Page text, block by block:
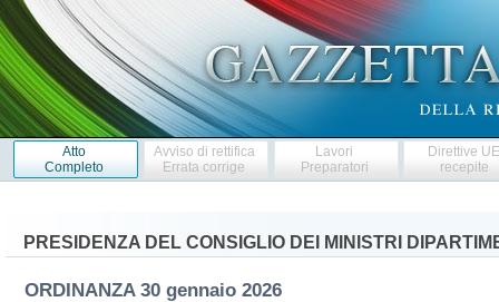
Atto
Completo
Avviso di rettifica
Errata corrige
Lavori
Preparatori
Direttive
recepite
PRESIDENZA DEL CONSIGLIO DEI MINISTRI
ORDINANZA 30 gennaio 2026